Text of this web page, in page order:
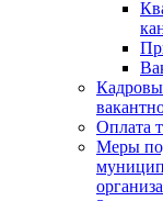
Оплата
Меры